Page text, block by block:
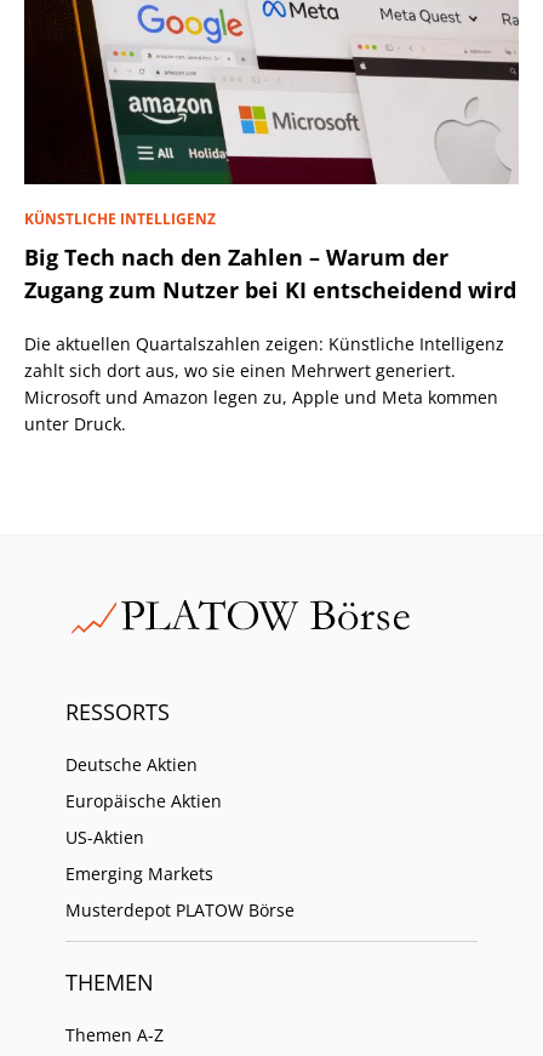
KÜNSTLICHE INTELLIGENZ
Big Tech nach den Zahlen – Warum der
Zugang zum Nutzer bei KI entscheidend wird
Die aktuellen Quartalszahlen zeigen: Künstliche Intelligenz
zahlt sich dort aus, wo sie einen Mehrwert generiert.
Microsoft und Amazon legen zu, Apple und Meta kommen
unter Druck.
RESSORTS
Deutsche Aktien
Europäische Aktien
US-Aktien
Emerging Markets
Musterdepot PLATOW Börse
THEMEN
Themen A-Z